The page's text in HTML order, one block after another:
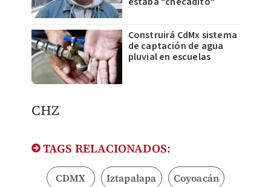
Construirá CdMx sistema
de captación de agua
pluvial en escuelas
CHZ
TAGS RELACIONADOS:
CDMX Iztapalapa Coyoacán